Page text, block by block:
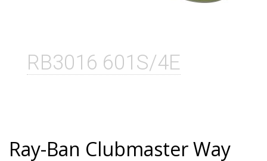
RB3016 601S/4E
Ray-Ban Clubmaster Way